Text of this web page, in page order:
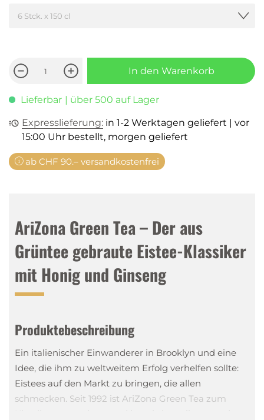
In den Warenkorb
Lieferbar | über 500 auf Lager
Expresslieferung: in 1-2 Werktagen geliefert | vor
15:00 Uhr bestellt, morgen geliefert
ab CHF 90.– versandkostenfrei
AriZona Green Tea – Der aus
Grüntee gebraute Eistee-Klassiker
mit Honig und Ginseng
Produktebeschreibung
Ein italienischer Einwanderer in Brooklyn und eine
Idee, die ihm zu weltweitem Erfolg verhelfen sollte:
Eistees auf den Markt zu bringen, die allen
schmecken. Seit 1992 ist AriZona Green Tea zum
Klassiker geworden – und ist mittlerweile sogar das